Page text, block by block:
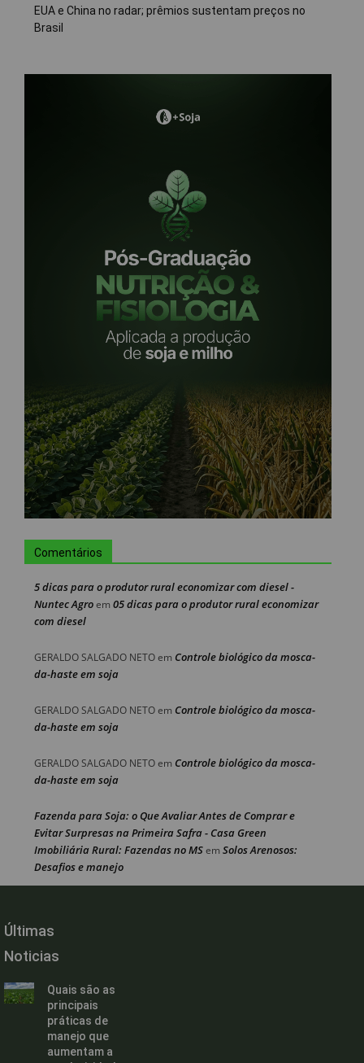
EUA e China no radar; prêmios sustentam preços no
Brasil
Comentários
5 dicas para o produtor rural economizar com diesel -
Nuntec Agroem 05 dicas para o produtor rural economizar
com diesel
GERALDO SALGADO NETOem Controle biológico da mosca-
da-haste em soja
GERALDO SALGADO NETOem Controle biológico da mosca-
da-haste em soja
GERALDO SALGADO NETOem Controle biológico da mosca-
da-haste em soja
Fazenda para Soja: o Que Avaliar Antes de Comprar e
Evitar Surpresas na Primeira Safra - Casa Green
Imobiliária Rural: Fazendas no MSem Solos Arenosos:
Desafios e manejo
Últimas
Noticias
Quais são as
principais
práticas de
manejo que
aumentam a